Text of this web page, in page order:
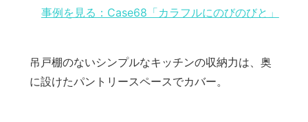
事例を見る：Case68「カラフルにのびのびと」
吊戸棚のないシンプルなキッチンの収納力は、奥
に設けたパントリースペースでカバー。